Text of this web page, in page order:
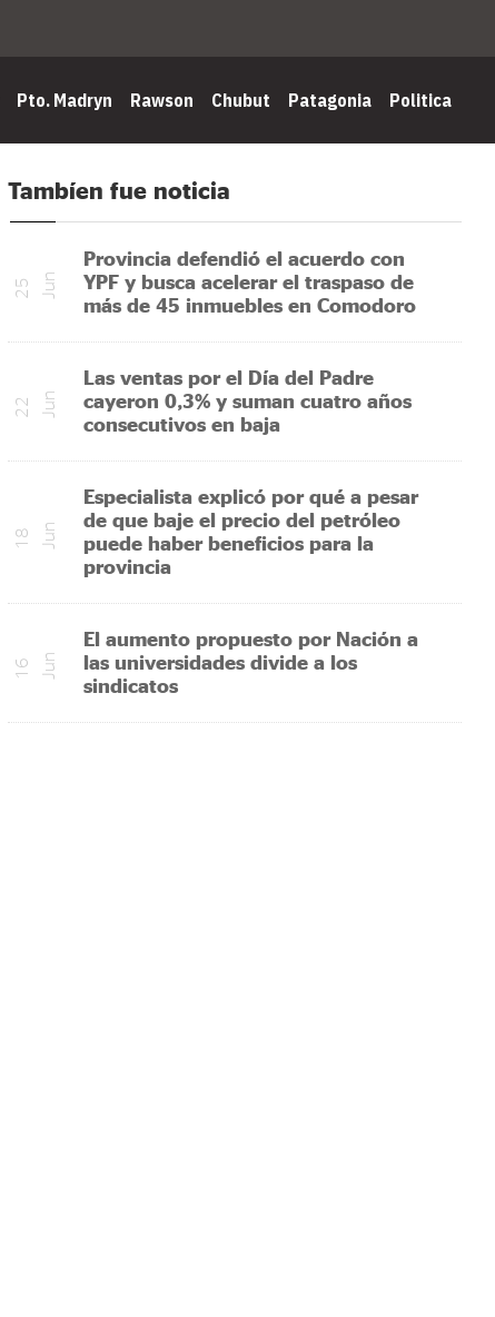
Pto. Madryn Rawson Chubut Patagonia Politica
Tambíen fue noticia
Provincia defendió el acuerdo con
YPF y busca acelerar el traspaso de
más de 45 inmuebles en Comodoro
2
5
J
u n
Las ventas por el Día del Padre
cayeron 0,3% y suman cuatro años
consecutivos en baja
2
2
J
u n
Especialista explicó por qué a pesar
de que baje el precio del petróleo
puede haber beneficios para la
provincia
1
8
J
u n
El aumento propuesto por Nación a
las universidades divide a los
sindicatos
1
6
J
u n